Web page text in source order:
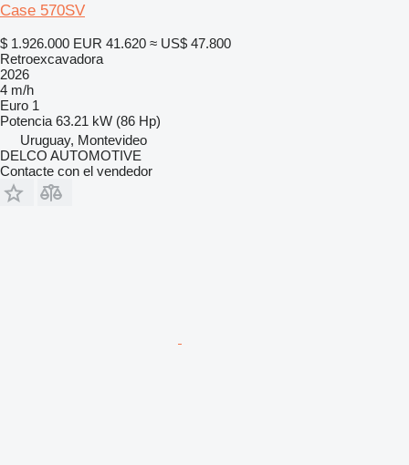
Case 570SV
$ 1.926.000 EUR 41.620 ≈ US$ 47.800
Retroexcavadora
2026
4 m/h
Euro 1
Potencia 63.21 kW (86 Hp)
Uruguay, Montevideo
DELCO AUTOMOTIVE
Contacte con el vendedor